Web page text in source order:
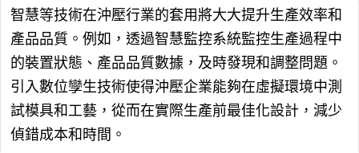
智慧等技術在沖壓行業的套用將大大提升生產效率和
產品品質。例如，透過智慧監控系統監控生產過程中
的裝置狀態、產品品質數據，及時發現和調整問題。
引入數位孿生技術使得沖壓企業能夠在虛擬環境中測
試模具和工藝，從而在實際生產前最佳化設計，減少
偵錯成本和時間。